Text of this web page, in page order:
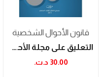
قانون الأحوال الشخصية
التعليق على مجلة الأحوال الشخصية: قراءة في فقه...
30.00 د.ت.‏